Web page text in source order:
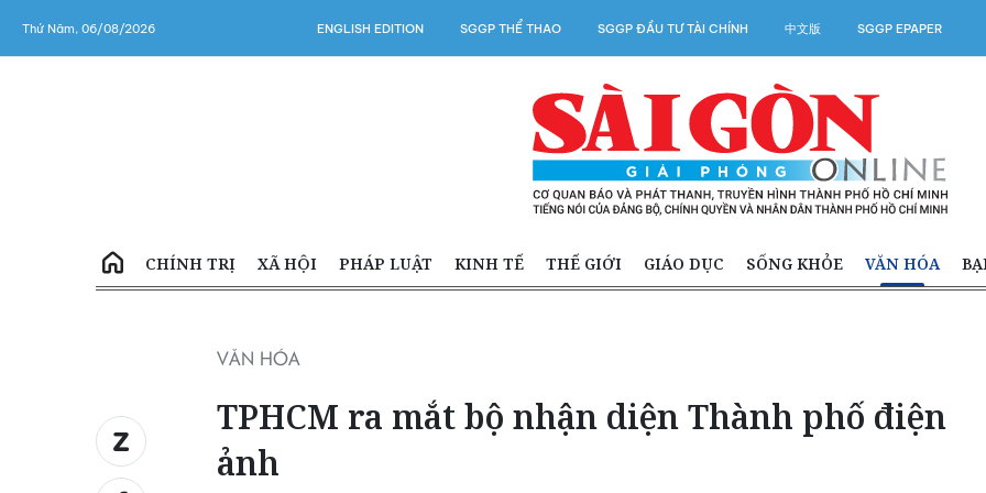
Thứ Năm, 06/08/2026 ENGLISH EDITION SGGP THỂ THAO SGGP ĐẦU TƯ TÀI CHÍNH 中文版 SGGP EPAPER
CHÍNH TRỊ XÃ HỘI PHÁP LUẬT KINH TẾ THẾ GIỚI GIÁO DỤC SỐNG KHỎE VĂN HÓA
VĂN HÓA
TPHCM ra mắt bộ nhận diện Thành phố điện
ảnh